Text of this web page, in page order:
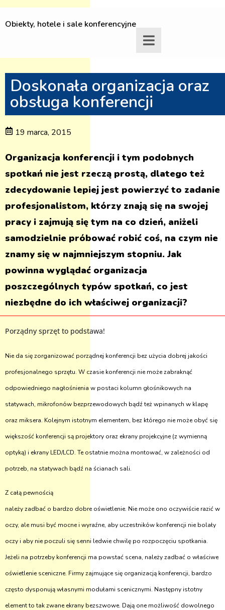
Obiekty, hotele i sale konferencyjne
Doskonała organizacja oraz
obsługa konferencji
19 marca, 2015
Organizacja konferencji i tym podobnych
spotkań nie jest rzeczą prostą, dlatego też
zdecydowanie lepiej jest powierzyć to zadanie
profesjonalistom, którzy znają się na swojej
pracy i zajmują się tym na co dzień, aniżeli
samodzielnie próbować robić coś, na czym nie
znamy się w najmniejszym stopniu. Jak
powinna wyglądać organizacja
poszczególnych typów spotkań, co jest
niezbędne do ich właściwej organizacji?
Porządny sprzęt to podstawa!
Nie da się zorganizować porządnej konferencji bez użycia dobrej jakości
profesjonalnego sprzętu. W czasie konferencji nie może zabraknąć
odpowiedniego nagłośnienia w postaci kolumn głośnikowych na
statywach, mikrofonów bezprzewodowych bądź też wpinanych w klapę
oraz miksera. Kolejnym istotnym elementem, bez którego nie może obyć się
większość konferencji są projektory oraz ekrany projekcyjne (z wymienną
optyką) i ekrany LED/LCD. Te ostatnie można montować, w zależności od
potrzeb, na statywach bądź na ścianach sali.
Z całą pewnością
należy zadbać o bardzo dobre oświetlenie. Nie może ono oczywiście razić w
oczy, ale musi być mocne i wyraźne, aby uczestników konferencji nie bolały
oczy i aby nie poczuli się senni ledwie chwilę po rozpoczęciu spotkania.
Jeżeli na potrzeby konferencji ma powstać scena, należy zadbać o właściwe
oświetlenie sceniczne. Firmy zajmujące się organizacją konferencji, bardzo
często dysponują własnymi modułami scenicznymi. Następny istotny
element to tak zwane ekrany bezszwowe. Dają one możliwość dowolnego